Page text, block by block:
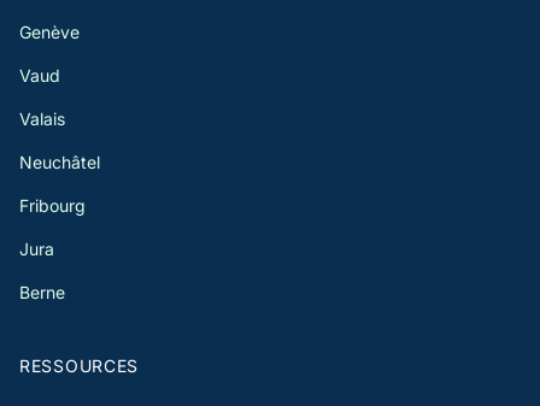
Genève
Vaud
Valais
Neuchâtel
Fribourg
Jura
Berne
RESSOURCES